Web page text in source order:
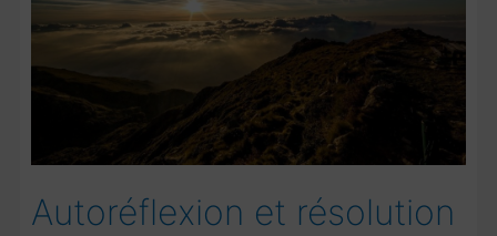
Autoréflexion et résolution